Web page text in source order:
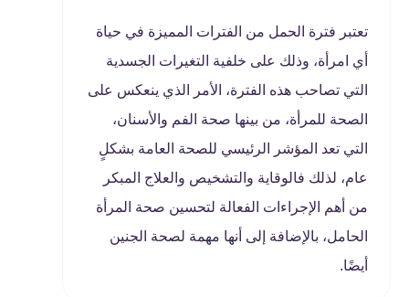
تعتبر فترة الحمل من الفترات المميزة في حياة
أي امرأة، وذلك على خلفية التغيرات الجسدية
التي تصاحب هذه الفترة، الأمر الذي ينعكس على
الصحة للمرأة، من بينها صحة الفم والأسنان،
التي تعد المؤشر الرئيسي للصحة العامة بشكلٍ
عام، لذلك فالوقاية والتشخيص والعلاج المبكر
من أهم الإجراءات الفعالة لتحسين صحة المرأة
الحامل، بالإضافة إلى أنها مهمة لصحة الجنين
أيضًا.